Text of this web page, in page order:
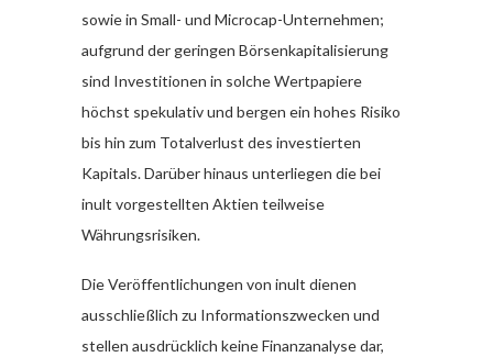
sowie in Small- und Microcap-Unternehmen;
aufgrund der geringen Börsenkapitalisierung
sind Investitionen in solche Wertpapiere
höchst spekulativ und bergen ein hohes Risiko
bis hin zum Totalverlust des investierten
Kapitals. Darüber hinaus unterliegen die bei
inult vorgestellten Aktien teilweise
Währungsrisiken.
Die Veröffentlichungen von inult dienen
ausschließlich zu Informationszwecken und
stellen ausdrücklich keine Finanzanalyse dar,